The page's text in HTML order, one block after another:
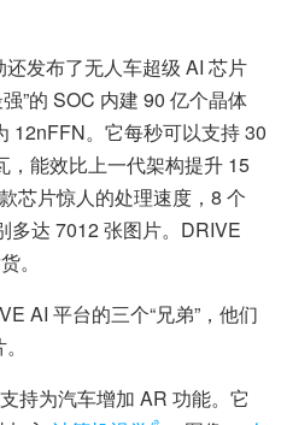
发布了无人车超级 AI 芯片
”的 SOC 内建 90 亿个晶体
12nFFN。它每秒可以支持 30
，能效比上一代架构提升 15
芯片惊人的处理速度，8 个
多达 7012 张图片。DRIVE
。
AI 平台的三个“兄弟”，他们
持为汽车增加 AR 功能。它